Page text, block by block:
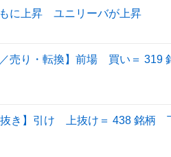
に上昇 ユニリーバが上昇
／売り・転換】前場 買い＝
抜き】引け 上抜け＝ 438 銘柄